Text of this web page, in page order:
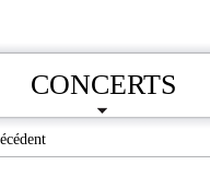
CONCERTS